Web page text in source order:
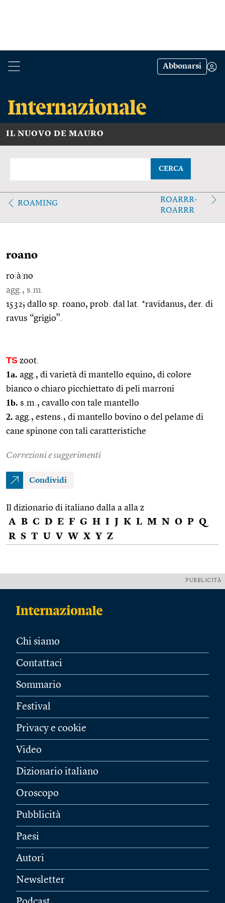
Abbonarsi
IL NUOVO DE MAURO
CERCA
ROAMING
ROARRR-
ROARRR
roano
ro à no
agg., s.m.
1532; dallo sp. roano, prob. dal lat. *ravidanus, der. di
ravus “grigio”.
TS zoot.
1a. agg., di varietà di mantello equino, di colore
bianco o chiaro picchiettato di peli marroni
1b. s.m., cavallo con tale mantello
2. agg., estens., di mantello bovino o del pelame di
cane spinone con tali caratteristiche
Correzioni e suggerimenti
Condividi
Il dizionario di italiano dalla a alla z
A B C D E F G H I J K L M N O P Q
R S T U V W X Y Z
PUBBLICITÀ
Chi siamo
Contattaci
Sommario
Festival
Privacy e cookie
Video
Dizionario italiano
Oroscopo
Pubblicità
Paesi
Autori
Newsletter